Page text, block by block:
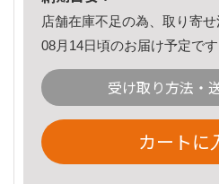
店舗在庫不足の為、取り寄せ
08月14日頃のお届け予定です
受け取り方法・
カートに